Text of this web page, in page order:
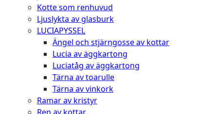
Kotte som renhuvud
Ljuslykta av glasburk
LUCIAPYSSEL
Ängel och stjärngosse av kottar
Lucia av äggkartong
Luciatåg av äggkartong
Tärna av toarulle
Tärna av vinkork
Ramar av kristyr